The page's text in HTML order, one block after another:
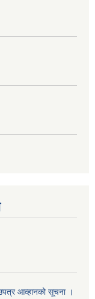
आव्हानको सूचना ।